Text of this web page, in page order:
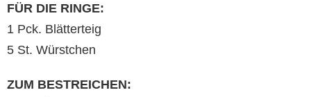
FÜR DIE RINGE:
1 Pck. Blätterteig
5 St. Würstchen
ZUM BESTREICHEN: